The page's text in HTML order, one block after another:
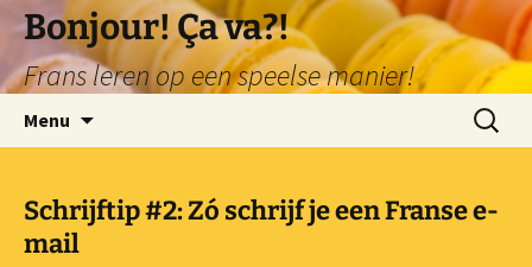
naar
de
inhoud
Bonjour! Ça va?!
Frans leren op een speelse manier!
Menu
Zoeken
naar:
Schrijftip #2: Zó schrijf je een Franse e-
mail